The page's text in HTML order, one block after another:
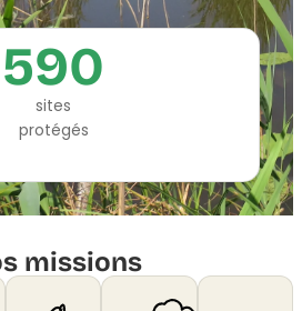
590
sites
protégés
missions